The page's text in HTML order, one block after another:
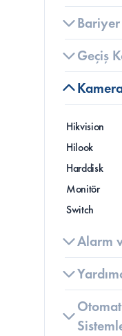
Geçiş
Hikvision
Hilook
Harddisk
Monitör
Switch
Alarm